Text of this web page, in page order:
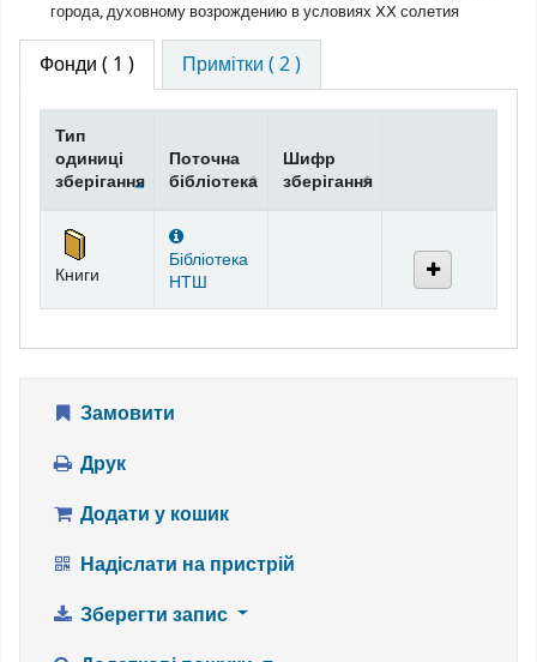
города, духовному возрождению в условиях ⅩⅩ солетия
Фонди ( 1 ) Примітки ( 2 )
Тип
одиниці
зберігання
Поточна
бібліотека
Шифр
зберігання
Книги
Бібліотека
НТШ
Замовити
Друк
Додати у кошик
Надіслати на пристрій
Зберегти запис